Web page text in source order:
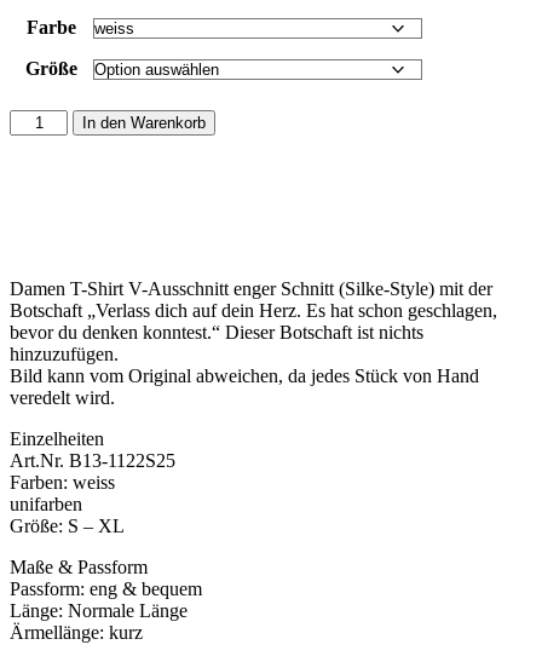
Farbe
Größe
In den Warenkorb
Damen T-Shirt V-Ausschnitt enger Schnitt (Silke-Style) mit der
Botschaft „Verlass dich auf dein Herz. Es hat schon geschlagen,
bevor du denken konntest.“ Dieser Botschaft ist nichts
hinzuzufügen.
Bild kann vom Original abweichen, da jedes Stück von Hand
veredelt wird.
Einzelheiten
Art.Nr. B13-1122S25
Farben: weiss
unifarben
Größe: S – XL
Maße & Passform
Passform: eng & bequem
Länge: Normale Länge
Ärmellänge: kurz